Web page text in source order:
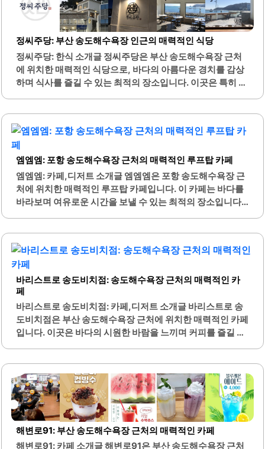
정씨주당: 부산 송도해수욕장 인근의 매력적인 식당
정씨주당: 한식 소개글 정씨주당은 부산 송도해수욕장 근처
에 위치한 매력적인 식당으로, 바다의 아름다운 경치를 감상
하며 식사를 즐길 수 있는 최적의 장소입니다. 이곳은 특히 연
위치에 있어, 케이블카 이용 전후로 식사를 하기에도 매우 편
리합니다.야외 테라스에서 바다를 바라보며 식사할 수 있는
환경은 특별한 경험을 선사합니다. 다양한 메뉴가 준비되어
있어, 고객들은 여러 가지 요리를 시도해볼 수 있습니다. 특
히, 해산물 요리와 함께 제공되는 매운탕은 많은 손님들에게
인기가 높습니다.또한, 친절한 직원들이 고객을 맞이하여 편
안한 분위기를 조성합니다. 정씨주당은 가족 모임이나 친구
엠엠엠: 포항 송도해수욕장 근처의 매력적인 루프탑 카페
엠엠엠: 카페,디저트 소개글 엠엠엠은 포항 송도해수욕장 근
처에 위치한 매력적인 루프탑 카페입니다. 이 카페는 바다를
바라보며 여유로운 시간을 보낼 수 있는 최적의 장소입니다.
를 산책한 후에 방문하기에 적합한 위치에 있습니다. 커피와
음료의 맛이 뛰어나며, 다양한 디저트 메뉴도 준비되어 있어
선택의 폭이 넓습니다. 고객들은 커피의 깊은 맛과 함께 바다
의 경치를 즐길 수 있어 만족도가 높습니다.또한, 카페의 사장
님은 친절하게 손님을 맞이하여 더욱 편안한 분위기를 만들
어 줍니다. 비 오는 날이나 맑은 날 모두 각기 다른 매력을 느
낄 수 있는 곳입니다. 특히, 여름철 성수기에는 많은 관광객들
이 방문하지만, 비수기에는 조용하게 휴식을 취하기 좋은..
바리스트로 송도비치점: 송도해수욕장 근처의 매력적인 카
페
바리스트로 송도비치점: 카페,디저트 소개글 바리스트로 송
도비치점은 부산 송도해수욕장 근처에 위치한 매력적인 카페
입니다. 이곳은 바다의 시원한 바람을 느끼며 커피를 즐길 수
는 깔끔하고 세련된 느낌을 주며, 편안한 분위기에서 다양한
음료와 디저트를 맛볼 수 있습니다.특히, 시그니처 커피와 다
양한 디저트 메뉴는 많은 방문객들에게 사랑받고 있습니다.
요거트 아이스크림이 올라간 페스츄리식빵과 같은 독특한 디
저트는 시각적으로도 매력적이며, 맛 또한 뛰어납니다. 바리
스트로 송도비치점은 커피의 품질이 높아, 고급스러운 맛을
해변로91: 부산 송도해수욕장 근처의 매력적인 카페
해변로91: 카페 소개글 해변로91은 부산 송도해수욕장 근처